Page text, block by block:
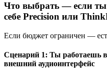
Что выбрать — если
себе Precision или
Если бюджет ограничен —
Сценарий 1: Ты работаешь в
внешний аудиоинтерфейс